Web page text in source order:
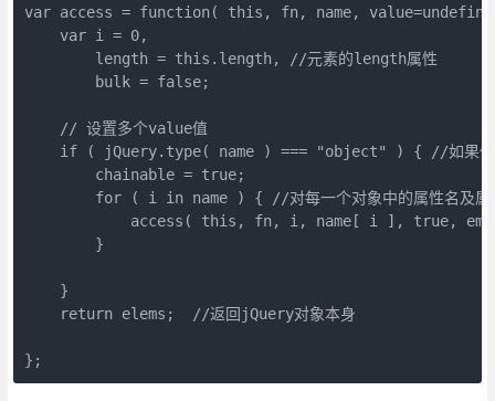
var access = function( this, fn, name,
    var i = 0,
        length = this.length, //元素的length属性
        bulk = false;
    // 设置多个value值
if ( jQuery.type( name ) === "object" ) { //如果传
        chainable = true;
for ( i in name ) { //对每一个对象中的属性名及属
access( this, fn, i, name[ i ], true,
        }
    }
    return elems;  //返回jQuery对象本身
};